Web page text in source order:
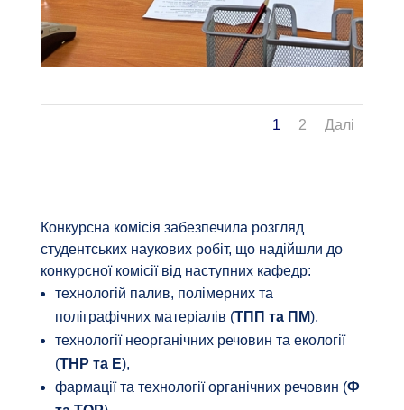
1 2 Далі
Конкурсна комісія забезпечила розгляд
студентських наукових робіт, що надійшли до
конкурсної комісії від наступних кафедр:
технологій палив, полімерних та
поліграфічних матеріалів (ТПП та ПМ),
технології неорганічних речовин та екології
(ТНР та Е),
фармації та технології органічних речовин (Ф